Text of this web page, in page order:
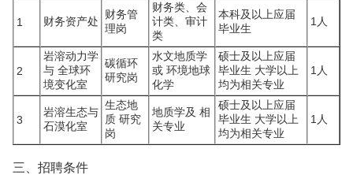
1 财务资产处
财务管
理岗
财务类、会
计类、审计
类
本科及以上应届
毕业生
1人
2
岩溶动力学
与 全球环
境变化室
碳循环
研究岗
水文地质学
或 环境地球
化学
硕士及以上应届
毕业生 大学以上
均为相关专业
1人
3
岩溶生态与
石漠化室
生态地
质 研究
岗
地质学及 相
关专业
硕士及以上应届
毕业生 大学以上
均为相关专业
1人
三、招聘条件